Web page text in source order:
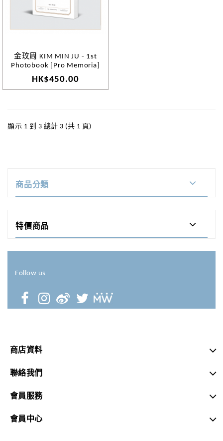
金玟周 KIM MIN JU - 1st
Photobook [Pro Memoria]
HK$450.00
顯示 1 到 3 總計 3 (共 1 頁)
商品分類
特價商品
Follow us
商店資料
聯絡我們
會員服務
會員中心